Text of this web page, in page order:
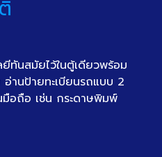
ยีทันสมัยไว้ในตู้เดียวพร้อม
านป้ายทะเบียนรถแบบ 2
มือถือ เช่น กระดาษพิมพ์